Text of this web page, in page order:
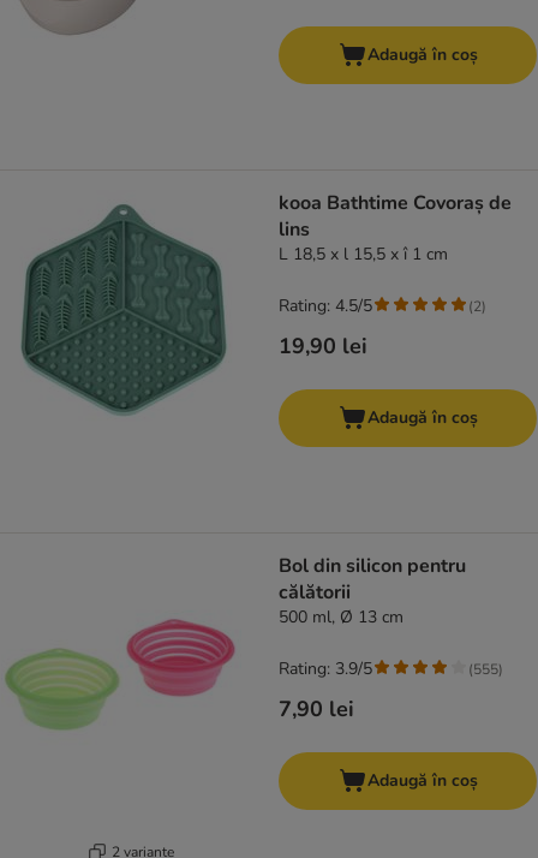
Adaugă în coș
kooa Bathtime Covoraș de
lins
L 18,5 x l 15,5 x î 1 cm
19,90 lei
Rating: 4.5/5 (2)
Adaugă în coș
2 variante
Bol din silicon pentru
călătorii
500 ml, Ø 13 cm
7,90 lei
Rating: 3.9/5 (555)
Adaugă în coș